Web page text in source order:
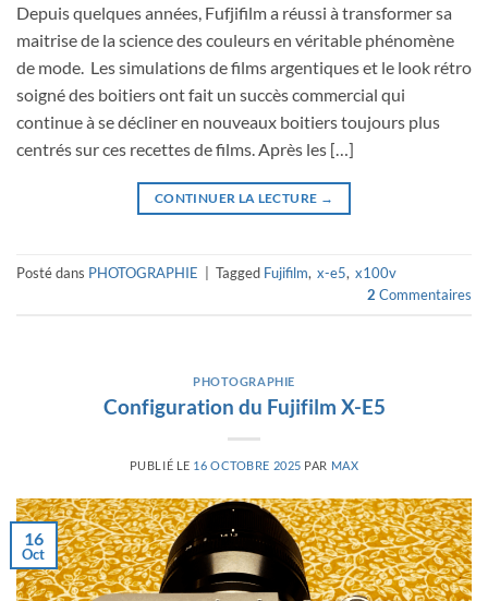
Depuis quelques années, Fufjifilm a réussi à transformer sa
maitrise de la science des couleurs en véritable phénomène
de mode. Les simulations de films argentiques et le look rétro
soigné des boitiers ont fait un succès commercial qui
continue à se décliner en nouveaux boitiers toujours plus
centrés sur ces recettes de films. Après les […]
CONTINUER LA LECTURE →
Posté dans PHOTOGRAPHIE Tagged Fujifilm, x-e5, x100v
2 Commentaires
PHOTOGRAPHIE
Configuration du Fujifilm X-E5
PUBLIÉ LE 16 OCTOBRE 2025 PAR MAX
16
Oct